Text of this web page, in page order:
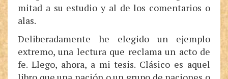
mitad a su estudio y al de los comentarios o
alas.
Deliberadamente he elegido un ejemplo
extremo, una lectura que reclama un acto de
fe. Llego, ahora, a mi tesis. Clásico es aquel